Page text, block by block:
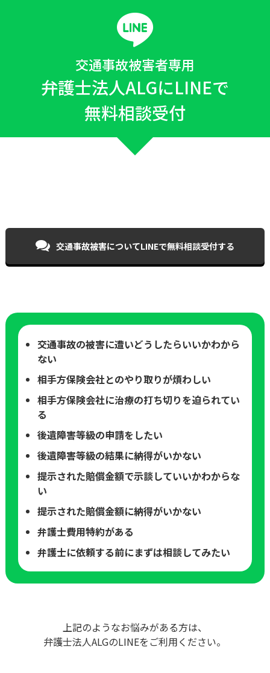
交通事故被害者専用
弁護士法人ALGにLINEで
無料相談受付
交通事故被害についてLINEで無料相談受付する
交通事故の被害に遭いどうしたらいいかわから
ない
相手方保険会社とのやり取りが煩わしい
相手方保険会社に治療の打ち切りを迫られてい
る
後遺障害等級の申請をしたい
後遺障害等級の結果に納得がいかない
提示された賠償金額で示談していいかわからな
い
提示された賠償金額に納得がいかない
弁護士費用特約がある
弁護士に依頼する前にまずは相談してみたい
上記のようなお悩みがある方は、
弁護士法人ALGのLINEをご利用ください。